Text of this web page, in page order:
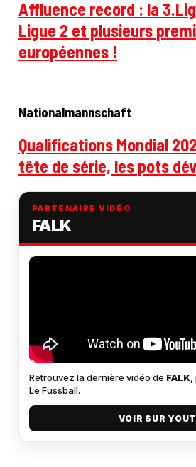
Affluence record : la
Ligue 2 et plusieurs
européennes !
Nationalmannschaft
Qualifications Mondial
tête de série, les pots
PARTENAIRE VIDÉO
FALK
Retrouvez la dernière vidéo de FALK,
Le Fussball.
VOIR SUR